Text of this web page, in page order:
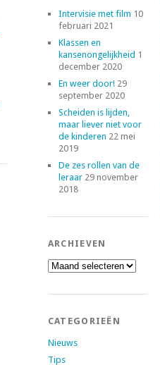
Intervisie met film 10
februari 2021
Klassen en
kansenongelijkheid 1
december 2020
En weer door! 29
september 2020
Scheiden is lijden,
maar liever niet voor
de kinderen 22 mei
2019
De zes rollen van de
leraar 29 november
2018
ARCHIEVEN
Archieven
CATEGORIEËN
Nieuws
Tips